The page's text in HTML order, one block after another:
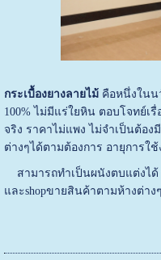
กระเบื้องยางลายไม้คือหนึ่งในน
100% ไม่มีแร่ใยหิน ตอบโจทย์เ
จริง ราคาไม่แพง ไม่จำเป็นต้อ
ต่างๆได้ตามต้องการ อายุการใ
สามารถทำเป็นผนังตบแต่งได้
และshopขายสินค้าตามห้างต่าง